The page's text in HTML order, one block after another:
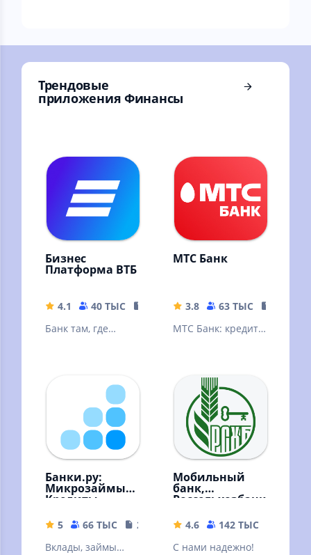
Бидструпа
Трендовые
приложения Финансы
Бизнес
Платформа ВТБ
4.1 40 ТЫС
334.92 MB
Банк там, где
МТС Банк
3.8 63 ТЫС
МТС Банк: кредит,
быстрые платежи,
переводы.
Банки.ру:
Микрозаймы,
Кредиты
5 66 ТЫС
22.19 MB
Вклады, займы
Мобильный
банк,
Россельхозбанк
4.6 142 ТЫС
С нами надежно!